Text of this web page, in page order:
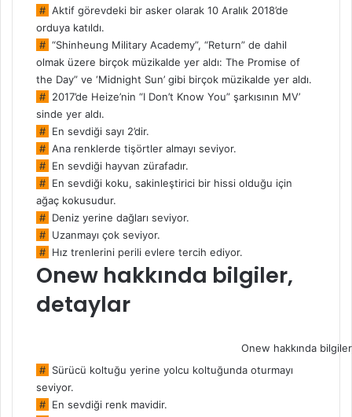
# Aktif görevdeki bir asker olarak 10 Aralık 2018’de
orduya katıldı.
# “Shinheung Military Academy”, “Return” de dahil
olmak üzere birçok müzikalde yer aldı: The Promise of
the Day” ve ‘Midnight Sun’ gibi birçok müzikalde yer aldı.
# 2017’de Heize’nin “I Don’t Know You” şarkısının MV’
sinde yer aldı.
# En sevdiği sayı 2’dir.
# Ana renklerde tişörtler almayı seviyor.
# En sevdiği hayvan zürafadır.
# En sevdiği koku, sakinleştirici bir hissi olduğu için
ağaç kokusudur.
# Deniz yerine dağları seviyor.
# Uzanmayı çok seviyor.
# Hız trenlerini perili evlere tercih ediyor.
Onew hakkında bilgiler,
detaylar
Onew hakkında
# Sürücü koltuğu yerine yolcu koltuğunda oturmayı
seviyor.
# En sevdiği renk mavidir.